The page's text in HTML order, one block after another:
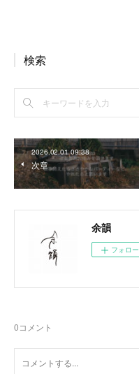
検索
2026.02.01 09:38
次章
余韻
フォロー
0コメント